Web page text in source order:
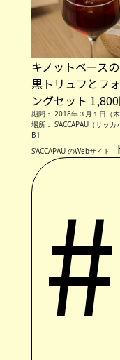
キノットベース
黒トリュフとフ
ングセット 1,800
期間： 2018年３月１日（
場所： S’ACCAPAU（サ
B1
S’ACCAPAU のWebサイト